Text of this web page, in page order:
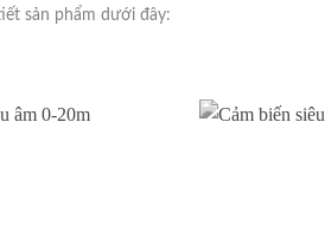
sản phẩm dưới đây: